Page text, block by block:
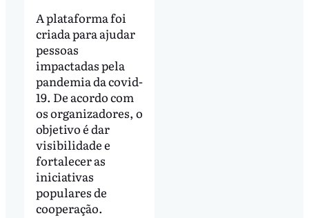
A plataforma foi
criada para ajudar
pessoas
impactadas pela
pandemia da covid-
19. De acordo com
os organizadores, o
objetivo é dar
visibilidade e
fortalecer as
iniciativas
populares de
cooperação.